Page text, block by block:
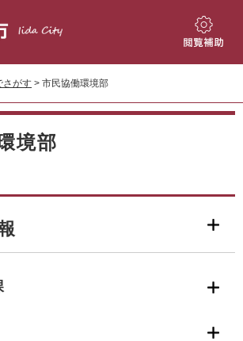
閲
さがす > 市民協働環境部
境部